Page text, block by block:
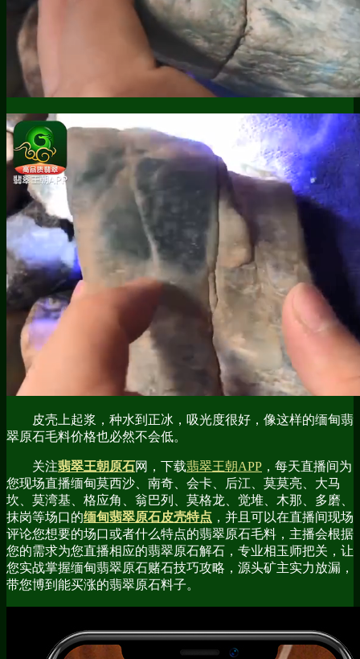
皮壳上起浆，种水到正冰，吸光度很好，像这样的缅甸翡
翠原石毛料价格也必然不会低。
关注翡翠王朝原石网，下载翡翠王朝APP ，每天直播间为
您现场直播缅甸莫西沙、南奇、会卡、后江、莫莫亮、大马
坎、莫湾基、格应角、翁巴列、莫格龙、觉堆、木那、多磨、
抹岗等场口的缅甸翡翠原石皮壳特点 ，并且可以在直播间现场
评论您想要的场口或者什么特点的翡翠原石毛料，主播会根据
您的需求为您直播相应的翡翠原石解石，专业相玉师把关，让
您实战掌握缅甸翡翠原石赌石技巧攻略，源头矿主实力放漏，
带您博到能买涨的翡翠原石料子。